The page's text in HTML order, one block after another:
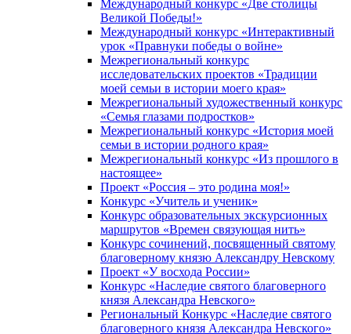
Международный конкурс «Две столицы
Великой Победы!»
Международный конкурс «Интерактивный
урок «Правнуки победы о войне»
Межрегиональный конкурс
исследовательских проектов «Традиции
моей семьи в истории моего края»
Межрегиональный художественный конкурс
«Семья глазами подростков»
Межрегиональный конкурс «История моей
семьи в истории родного края»
Межрегиональный конкурс «Из прошлого в
настоящее»
Проект «Россия – это родина моя!»
Конкурс «Учитель и ученик»
Конкурс образовательных экскурсионных
маршрутов «Времен связующая нить»
Конкурс сочинений, посвященный святому
благоверному князю Александру Невскому
Проект «У восхода России»
Конкурс «Наследие святого благоверного
князя Александра Невского»
Региональный Конкурс «Наследие святого
благоверного князя Александра Невского»